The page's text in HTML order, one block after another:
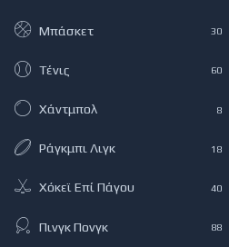
Μπάσκετ 30
Τένις 60
Χάντμπολ 8
Ράγκμπι Λιγκ 18
Χόκεϊ Επί Πάγου 40
Πινγκ Πονγκ 88